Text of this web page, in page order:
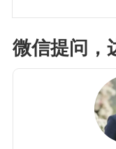
微信提问，